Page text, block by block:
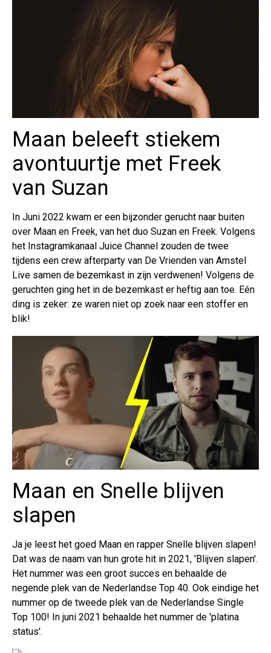
Maan beleeft stiekem
avontuurtje met Freek
van Suzan
In Juni 2022 kwam er een bijzonder gerucht naar buiten
over Maan en Freek, van het duo Suzan en Freek. Volgens
het Instagramkanaal Juice Channel zouden de twee
tijdens een crew afterparty van De Vrienden van Amstel
Live samen de bezemkast in zijn verdwenen! Volgens de
geruchten ging het in de bezemkast er heftig aan toe. Eén
ding is zeker: ze waren niet op zoek naar een stoffer en
blik!
Maan en Snelle blijven
slapen
Ja je leest het goed Maan en rapper Snelle blijven slapen!
Dat was de naam van hun grote hit in 2021, 'Blijven slapen'.
Het nummer was een groot succes en behaalde de
negende plek van de Nederlandse Top 40. Ook eindige het
nummer op de tweede plek van de Nederlandse Single
Top 100! In juni 2021 behaalde het nummer de 'platina
status'.